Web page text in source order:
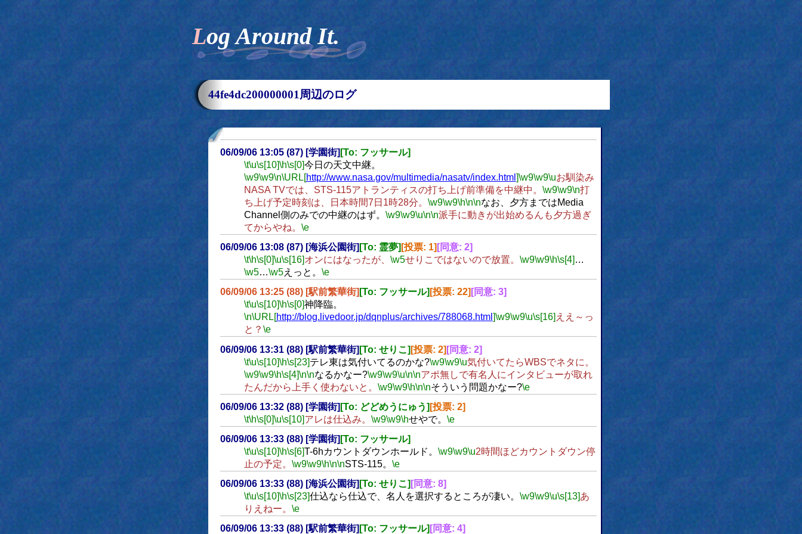
Log Around It.
44fe4dc200000001周辺のログ
06/09/06 13:05 (87) [学園街] [To: フッサール]
\t\u\s[10]\h\s[0]今日の天文中継。
\w9\w9\n\URL[http://www.nasa.gov/multimedia/nasatv/index.html ]\w9\w9\uお馴染み
NASA TVでは、STS-115アトランティスの打ち上げ前準備を中継中。 \w9\w9\n打
ち上げ予定時刻は、日本時間7日1時28分。 \w9\w9\h\n\nなお、夕方まではMedia
Channel側のみでの中継のはず。 \w9\w9\u\n\n派手に動きが出始めるんも夕方過ぎ
てからやね。 \e
06/09/06 13:08 (87) [海浜公園街] [To: 霊夢] [投票: 1] [同意: 2]
\t\h\s[0]\u\s[16]オンにはなったが、 \w5せりこではないので放置。 \w9\w9\h\s[4] …
\w5…\w5えっと。 \e
06/09/06 13:25 (88) [駅前繁華街] [To: フッサール] [投票: 22] [同意: 3]
\t\u\s[10]\h\s[0]神降臨。
\n\URL[http://blog.livedoor.jp/dqnplus/archives/788068.html ]\w9\w9\u\s[16] ええ～っ
と？ \e
06/09/06 13:31 (88) [駅前繁華街] [To: せりこ] [投票: 2] [同意: 2]
\t\u\s[10]\h\s[23]テレ東は気付いてるのかな?\w9\w9\u気付いてたらWBSでネタに。
\w9\w9\h\s[4]\n\nなるかなー?\w9\w9\u\n\nアポ無しで有名人にインタビューが取れ
たんだから上手く使わないと。 \w9\w9\h\n\nそういう問題かなー?\e
06/09/06 13:32 (88) [学園街] [To: どどめうにゅう] [投票: 2]
\t\h\s[0]\u\s[10]アレは仕込み。 \w9\w9\hせやで。 \e
06/09/06 13:33 (88) [学園街] [To: フッサール]
\t\u\s[10]\h\s[6]T-6hカウントダウンホールド。 \w9\w9\u2時間ほどカウントダウン停
止の予定。 \w9\w9\h\n\nSTS-115。 \e
06/09/06 13:33 (88) [海浜公園街] [To: せりこ] [同意: 8]
\t\u\s[10]\h\s[23]仕込なら仕込で、名人を選択するところが凄い。 \w9\w9\u\s[13]あ
りえねー。 \e
06/09/06 13:33 (88) [駅前繁華街] [To: フッサール] [同意: 4]